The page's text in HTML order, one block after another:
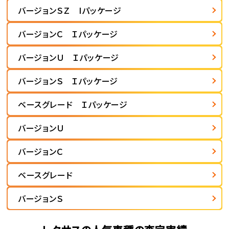
バージョンＳＺ Iパッケージ
バージョンＣ Ｉパッケージ
バージョンＵ Ｉパッケージ
バージョンＳ Ｉパッケージ
ベースグレード Ｉパッケージ
バージョンＵ
バージョンＣ
ベースグレード
バージョンＳ